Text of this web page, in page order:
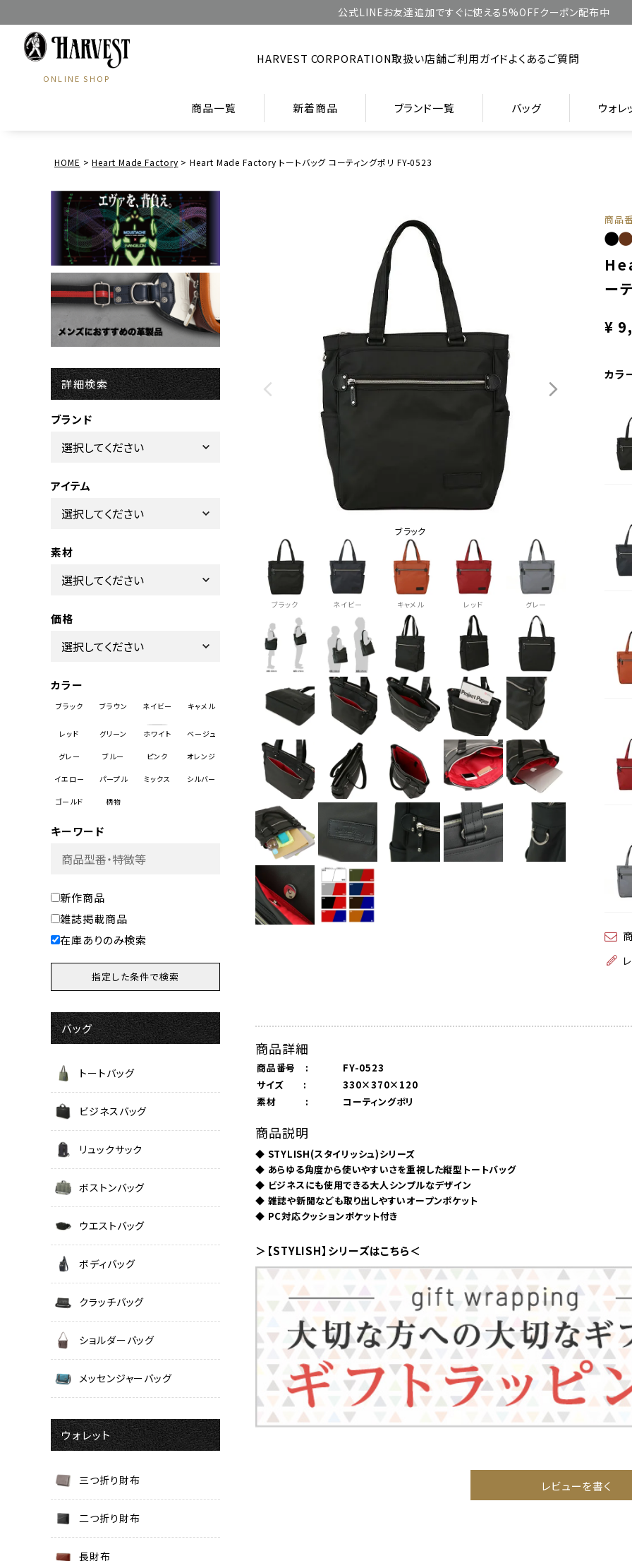
公式LINEお友達追加ですぐに使える5%OFFクーポン配布中
ONLINE SHOP
HARVEST CORPORATION取扱い店舗ご利用ガイドよくあるご質問
商品一覧 新着商品 ブランド一覧 バッグ ウォレ
HOME Heart Made Factory Heart Made Factory トートバッグ コーティングポリ FY-0523
詳細検索
ブランド
アイテム
素材
価格
カラー
キーワード
新作商品
雑誌掲載商品
在庫ありのみ検索
バッグ
トートバッグ
ビジネスバッグ
リュックサック
ボストンバッグ
ウエストバッグ
ボディバッグ
クラッチバッグ
ショルダーバッグ
メッセンジャーバッグ
ウォレット
三つ折り財布
二つ折り財布
長財布
ブラック
ブラック ネイビー キャメル レッド グレー
商品
ー
¥
カラ
商品詳細
商品番号 :
FY-0523
サイズ :
330×370×120
素材 :
コーティングポリ
商品説明
◆ STYLISH(スタイリッシュ)シリーズ
◆ あらゆる角度から使いやすいさを重視した縦型トートバッグ
◆ ビジネスにも使用できる大人シンプルなデザイン
◆ 雑誌や新聞なども取り出しやすいオープンポケット
◆ PC対応クッションポケット付き
＞【STYLISH】シリーズはこちら＜
レビューを書く